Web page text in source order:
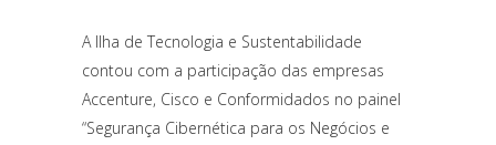
A Ilha de Tecnologia e Sustentabilidade
contou com a participação das empresas
Accenture, Cisco e Conformidados no painel
“Segurança Cibernética para os Negócios e